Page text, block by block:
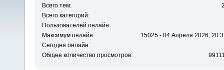
Всего тем:
Всего категорий:
Пользователей онлайн:
Максимум онлайн:
15025 - 04 Апреля 2026,
Сегодня онлайн:
Общее количество просмотров: